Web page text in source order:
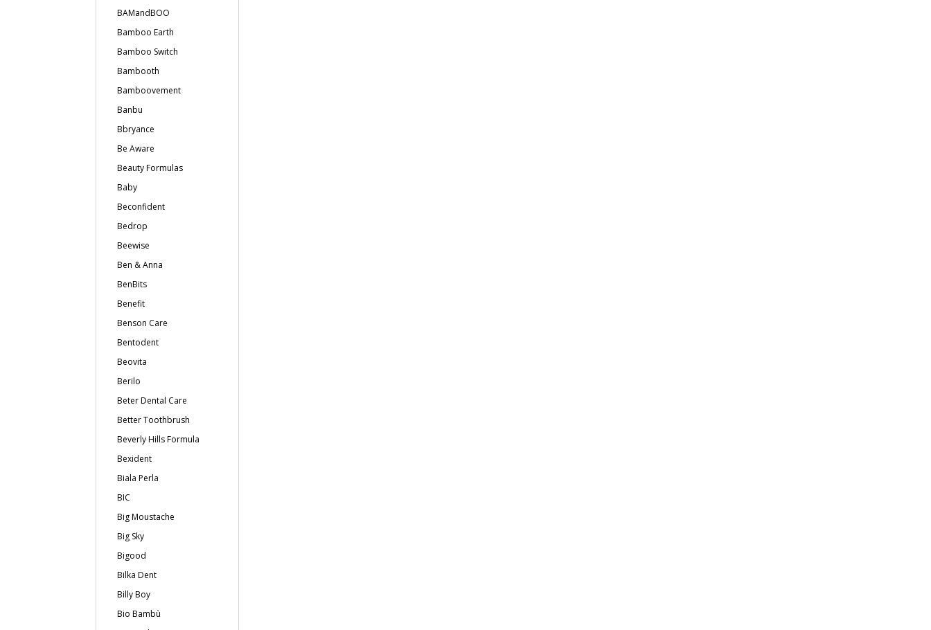
BAMandBOO
Bamboo Earth
Bamboo Switch
Bambooth
Bamboovement
Banbu
Bbryance
Be Aware
Beauty Formulas
Baby
Beconfident
Bedrop
Beewise
Ben & Anna
BenBits
Benefit
Benson Care
Bentodent
Beovita
Berilo
Beter Dental Care
Better Toothbrush
Beverly Hills Formula
Bexident
Biala Perla
BIC
Big Moustache
Big Sky
Bigood
Bilka Dent
Billy Boy
Bio Bambù